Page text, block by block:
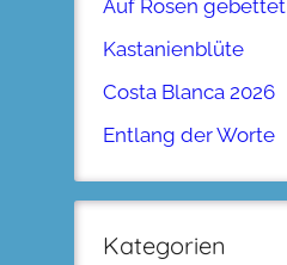
Auf Rosen gebettet
Kastanienblüte
Costa Blanca 2026
Entlang der Worte
Kategorien